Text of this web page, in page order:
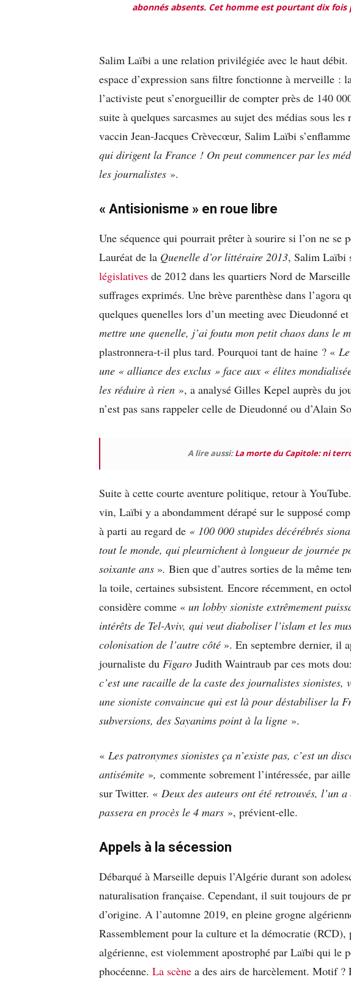
abonnés absents. Cet homme est pourtant dix fois
Salim Laïbi a une relation privilégiée avec le haut débit.
espace d’expression sans filtre fonctionne à merveille :
l’activiste peut s’enorgueillir de compter près de 140
suite à quelques sarcasmes au sujet des médias sous
vaccin Jean-Jacques Crèvecœur, Salim Laïbi
qui dirigent la France ! On peut commencer par les
les journalistes ».
« Antisionisme » en roue libre
Une séquence qui pourrait prêter à sourire si l’on ne se
Lauréat de la Quenelle d’or littéraire 2013, Salim Laïbi
législatives de 2012 dans les quartiers Nord de
suffrages exprimés. Une brève parenthèse dans l’agora
quelques quenelles lors d’un meeting avec Dieudonné
mettre une quenelle, j’ai foutu mon petit chaos dans le
plastronnera-t-il plus tard. Pourquoi tant de haine ? «
une « alliance des exclus » face aux « élites
les réduire à rien », a analysé Gilles Kepel auprès du
n’est pas sans rappeler celle de Dieudonné ou d’Alain
A lire aussi:La morte du Capitole: ni
Suite à cette courte aventure politique, retour à
vin, Laïbi y a abondamment dérapé sur le supposé
à parti au regard de « 100 000 stupides décérébrés
tout le monde, qui pleurnichent à longueur de journée
soixante ans ». Bien que d’autres sorties de la même
la toile, certaines subsistent. Encore récemment, en
considère comme « un lobby sioniste extrêmement
intérêts de Tel-Aviv, qui veut diaboliser l’islam et les
colonisation de l’autre côté ». En septembre dernier, il
journaliste du Figaro Judith Waintraub par ces mots
c’est une racaille de la caste des journalistes sionistes,
une sioniste convaincue qui est là pour déstabiliser la
subversions, des Sayanims point à la ligne ».
« Les patronymes sionistes ça n’existe pas, c’est un
antisémite », commente sobrement l’intéressée, par
sur Twitter. « Deux des auteurs ont été retrouvés, l’un
passera en procès le 4 mars », prévient-elle.
Appels à la sécession
Débarqué à Marseille depuis l’Algérie durant son
naturalisation française. Cependant, il suit toujours de
d’origine. A l’automne 2019, en pleine grogne
Rassemblement pour la culture et la démocratie (RCD),
algérienne, est violemment apostrophé par Laïbi qui le
phocéenne. La scène a des airs de harcèlement. Motif ?